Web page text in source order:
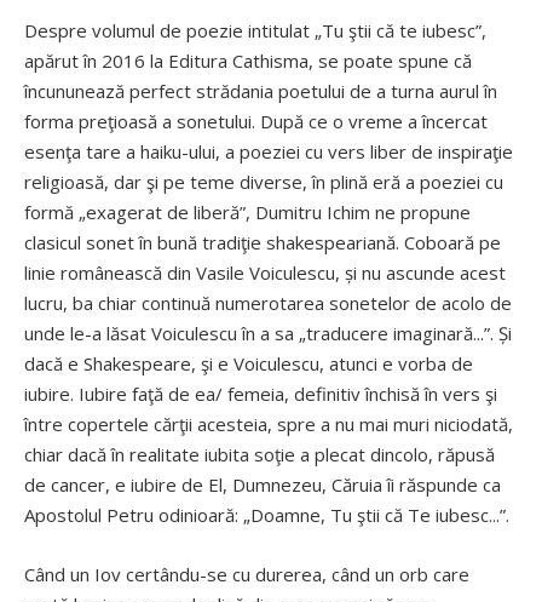
Despre volumul de poezie intitulat „Tu ştii că te iubesc”,
apărut în 2016 la Editura Cathisma, se poate spune că
încununează perfect strădania poetului de a turna aurul în
forma preţioasă a sonetului. După ce o vreme a încercat
esenţa tare a haiku-ului, a poeziei cu vers liber de inspiraţie
religioasă, dar şi pe teme diverse, în plină eră a poeziei cu
formă „exagerat de liberă”, Dumitru Ichim ne propune
clasicul sonet în bună tradiţie shakespeariană. Coboară pe
linie românească din Vasile Voiculescu, și nu ascunde acest
lucru, ba chiar continuă numerotarea sonetelor de acolo de
unde le-a lăsat Voiculescu în a sa „traducere imaginară...”. Și
dacă e Shakespeare, şi e Voiculescu, atunci e vorba de
iubire. Iubire faţă de ea/ femeia, definitiv închisă în vers şi
între copertele cărţii acesteia, spre a nu mai muri niciodată,
chiar dacă în realitate iubita soţie a plecat dincolo, răpusă
de cancer, e iubire de El, Dumnezeu, Căruia îi răspunde ca
Apostolul Petru odinioară: „Doamne, Tu ştii că Te iubesc...”.
Când un Iov certându-se cu durerea, când un orb care